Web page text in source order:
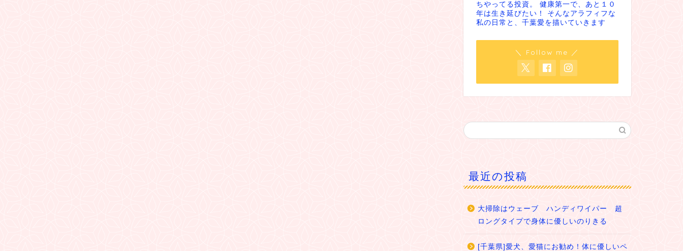
ちやってる投資。 健康第一で、あと１０
年は生き延びたい！ そんなアラフィフな
私の日常と、千葉愛を描いていきます
＼ Follow me ／
最近の投稿
大掃除はウェーブ ハンディワイパー 超
ロングタイプで身体に優しいのりきる
[千葉県]愛犬、愛猫にお勧め！体に優しいペ